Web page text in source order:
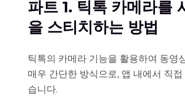
파트 1. 틱톡 카메라를
을 스티치하는 방법
틱톡의 카메라 기능을 활용하여 동영
매우 간단한 방식으로, 앱 내에서 직
습니다.